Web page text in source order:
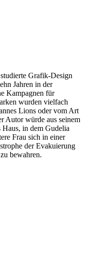
Grafik-Design
Jahren in der
Kampagnen für
wurden vielfach
Lions oder vom Art
Autor würde aus seinem
Haus, in dem Gudelia
Frau sich in einer
der Evakuierung
bewahren.